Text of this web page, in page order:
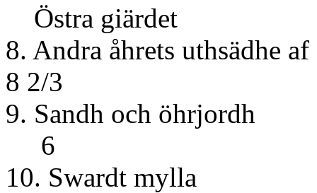
Östra giärdet
8. Andra åhrets
8 2/3
9. Sandh
6
10.